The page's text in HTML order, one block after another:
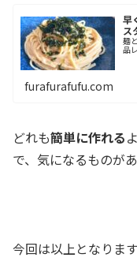
早
ス
麺
品
furafurafufu.com
どれも簡単に作れる
で、気になるものが
今回は以上となります